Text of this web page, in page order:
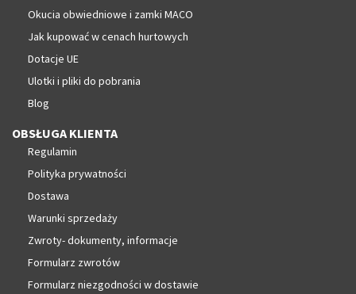
Okucia obwiedniowe i zamki MACO
Jak kupować w cenach hurtowych
Dotacje UE
Ulotki i pliki do pobrania
Blog
OBSŁUGA KLIENTA
Regulamin
Polityka prywatności
Dostawa
Warunki sprzedaży
Zwroty- dokumenty, informacje
Formularz zwrotów
Formularz niezgodności w dostawie